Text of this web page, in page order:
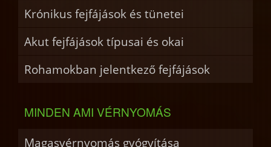
Krónikus fejfájások és tünetei
Akut fejfájások típusai és okai
Rohamokban jelentkező fejfájások
MINDEN AMI VÉRNYOMÁS
Magasvérnyomás gyógyítása